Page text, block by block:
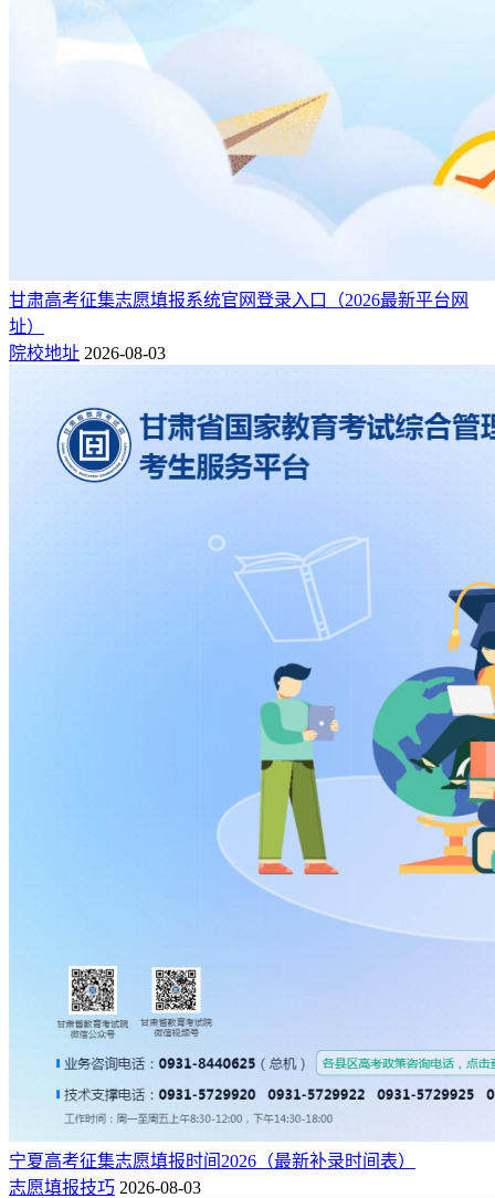
甘肃高考征集志愿填报系统官网登录入口（2026最新平台网
址）
院校地址 2026-08-03
宁夏高考征集志愿填报时间2026（最新补录时间表）
志愿填报技巧 2026-08-03